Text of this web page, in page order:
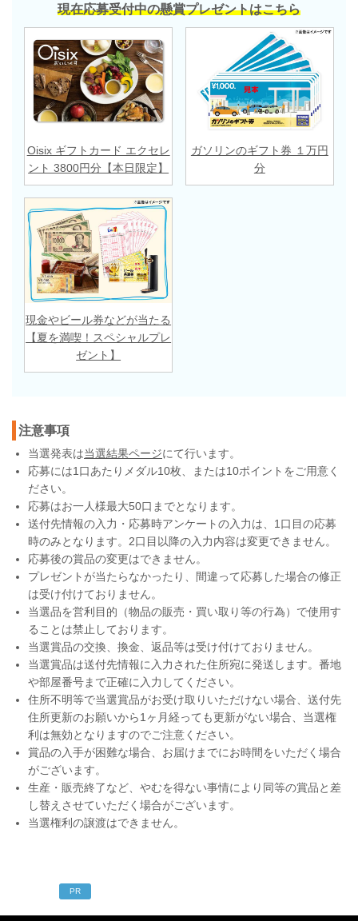
現在応募受付中の懸賞プレゼントはこちら
Oisix ギフトカード エクセレ
ント 3800円分【本日限定】
ガソリンのギフト券 １万円
分
現金やビール券などが当たる
【夏を満喫！スペシャルプレ
ゼント】
注意事項
当選発表は当選結果ページにて行います。
応募には1口あたりメダル10枚、または10ポイントをご用意く
ださい。
応募はお一人様最大50口までとなります。
送付先情報の入力・応募時アンケートの入力は、1口目の応募
時のみとなります。2口目以降の入力内容は変更できません。
応募後の賞品の変更はできません。
プレゼントが当たらなかったり、間違って応募した場合の修正
は受け付けておりません。
当選品を営利目的（物品の販売・買い取り等の行為）で使用す
ることは禁止しております。
当選賞品の交換、換金、返品等は受け付けておりません。
当選賞品は送付先情報に入力された住所宛に発送します。番地
や部屋番号まで正確に入力してください。
住所不明等で当選賞品がお受け取りいただけない場合、送付先
住所更新のお願いから1ヶ月経っても更新がない場合、当選権
利は無効となりますのでご注意ください。
賞品の入手が困難な場合、お届けまでにお時間をいただく場合
がございます。
生産・販売終了など、やむを得ない事情により同等の賞品と差
し替えさせていただく場合がございます。
当選権利の譲渡はできません。
PR